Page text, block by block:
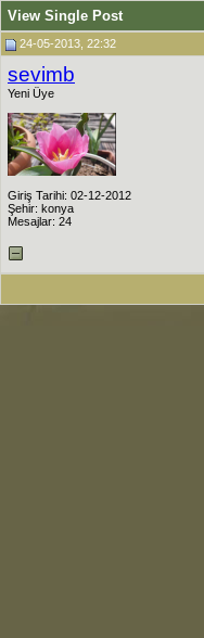
View Single Post
24-05-2013, 22:32
sevimb
Yeni Üye
Giriş Tarihi: 02-12-2012
Şehir: konya
Mesajlar: 24